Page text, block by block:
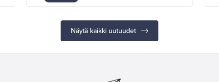
Näytä kaikki uutuudet